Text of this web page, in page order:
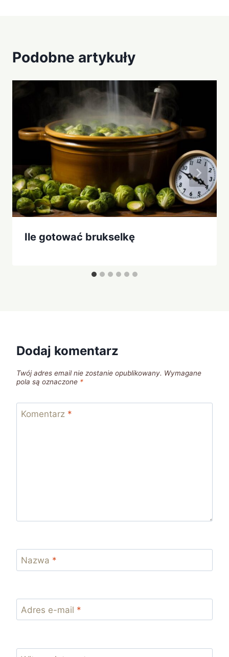
Podobne artykuły
Ile gotować brukselkę
Dodaj komentarz
Twój adres email nie zostanie opublikowany. Wymagane
pola są oznaczone *
Komentarz *
Nazwa *
Adres e-mail *